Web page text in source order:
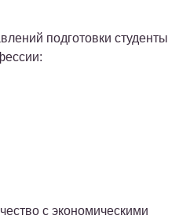
подготовки студенты
с экономическими